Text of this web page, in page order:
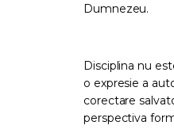
Dumnezeu.
Disciplina nu
o expresie a
corectare
perspectiva